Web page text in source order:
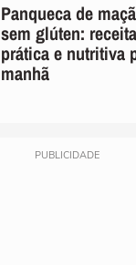
Panqueca de
sem glúten:
prática e nutritiva
manhã
PUBLICIDADE